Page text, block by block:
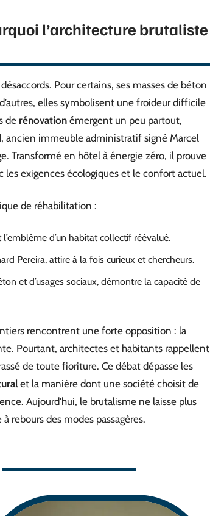
l’architecture brutaliste
Pour certains, ses masses de béton
elles symbolisent une froideur difficile
de rénovation émergent un peu partout,
, ancien immeuble administratif signé Marcel
Transformé en hôtel à énergie zéro, il prouve
les exigences écologiques et le confort actuel.
de réhabilitation :
d’un habitat collectif réévalué.
Pereira, attire à la fois curieux et chercheurs.
et d’usages sociaux, démontre la capacité de
rencontrent une forte opposition : la
Pourtant, architectes et habitants rappellent
de toute fioriture. Ce débat dépasse les
et la manière dont une société choisit de
Aujourd’hui, le brutalisme ne laisse plus
rebours des modes passagères.